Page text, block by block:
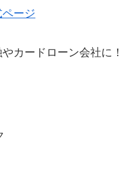
ージ
カードローン会社に！